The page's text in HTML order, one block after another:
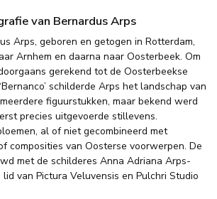
van Bernardus Arps
Arps, geboren en getogen in Rotterdam,
Arnhem en daarna naar Oosterbeek. Om
gerekend tot de Oosterbeekse
schilderde Arps het landschap van
figuurstukken, maar bekend werd
precies uitgevoerde stillevens.
al of niet gecombineerd met
composities van Oosterse voorwerpen. De
met de schilderes Anna Adriana Arps-
van Pictura Veluvensis en Pulchri Studio